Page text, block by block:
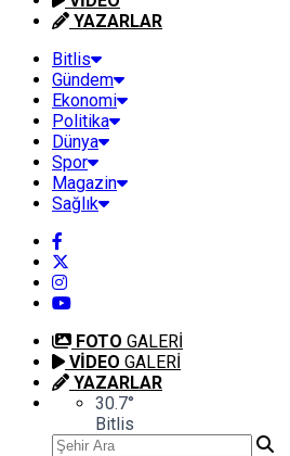
YAZARLAR
Bitlis
Gündem
Ekonomi
Politika
Dünya
Spor
Magazin
Sağlık
FOTO GALERİ
VİDEO GALERİ
YAZARLAR
30.7°
Bitlis